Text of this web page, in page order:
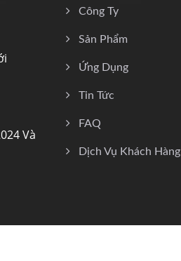
Và
Công Ty
Sản Phẩm
Ứng Dụng
Tin Tức
FAQ
Dịch Vụ Khách Hàng